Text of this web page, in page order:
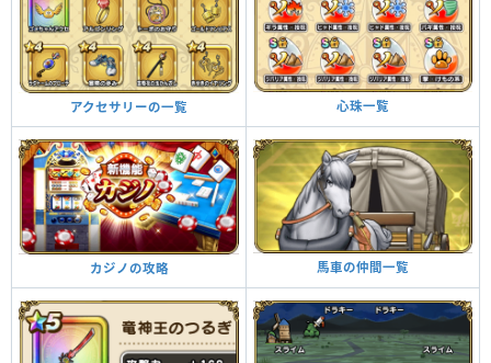
アクセサリーの一覧 心珠一覧
カジノの攻略 馬車の仲間一覧